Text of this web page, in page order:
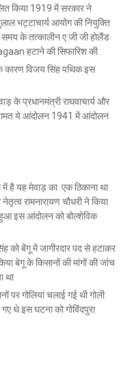
किया 1919 में सरकार ने
भट्टाचार्य आयोग की नियुक्ति
के तत्कालीन ए जी जी होलैंड
हटाने की सिफारिश की
कारण विजय सिंह पथिक इस
के प्रधानमंत्री राघवाचार्य और
ये आंदोलन 1941 में आंदोलन
है यह मेवाड़ का एक ठिकाना था
रामनारायण चौधरी ने किया
इस आंदोलन को बोल्शेविक
को बेंगू में जागीरदार पद से हटाकर
बेगू के किसानों की मांगों की जांच
था
पर गोलियां चलाई गई थी गोली
थे इस घटना को गोविंदपुरा